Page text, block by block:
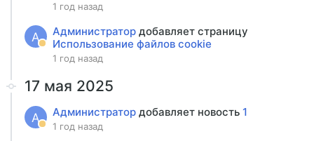
1 год назад
А Администратор добавляет страницу
Использование файлов cookie
1 год назад
17 мая 2025
А Администратор добавляет новость 1
1 год назад